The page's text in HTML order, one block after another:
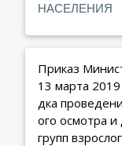
НАСЕЛЕНИЯ
Приказ
13 марта
дка
ого осмотра
групп